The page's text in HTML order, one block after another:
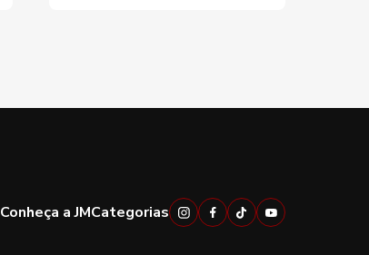
Conheça a JMCategorias